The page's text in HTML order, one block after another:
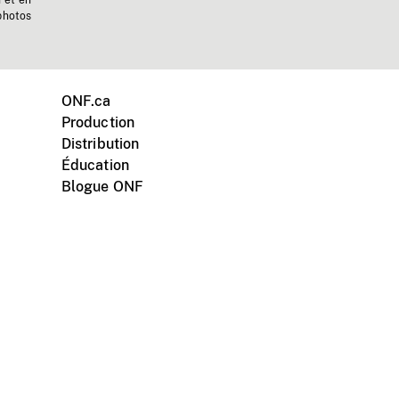
ONF.ca
Production
Distribution
Éducation
Blogue ONF